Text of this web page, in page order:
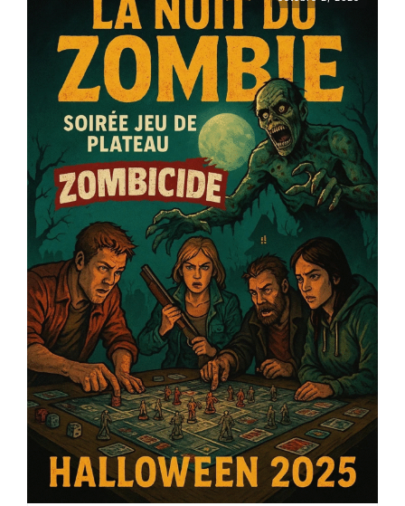
Calendrier 2025-2026
Nous connaître
Notre Actualité